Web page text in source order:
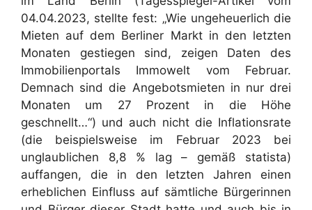
04.04.2023, stellte fest: „Wie ungeheuerlich die
Mieten auf dem Berliner Markt in den letzten
Monaten gestiegen sind, zeigen Daten des
Immobilienportals Immowelt vom Februar.
Demnach sind die Angebotsmieten in nur drei
Monaten um 27 Prozent in die Höhe
geschnellt…“) und auch nicht die Inflationsrate
(die beispielsweise im Februar 2023 bei
unglaublichen 8,8 % lag – gemäß statista)
auffangen, die in den letzten Jahren einen
erheblichen Einfluss auf sämtliche Bürgerinnen